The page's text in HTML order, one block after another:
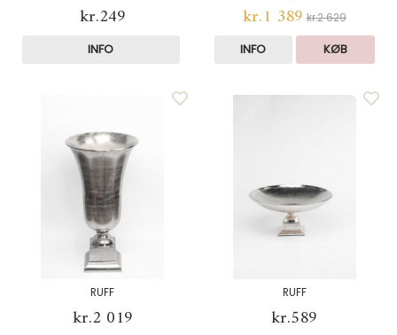
kr.249
INFO
kr.1 389 kr.2 629
INFO KØB
RUFF
kr.2 019
RUFF
kr.589